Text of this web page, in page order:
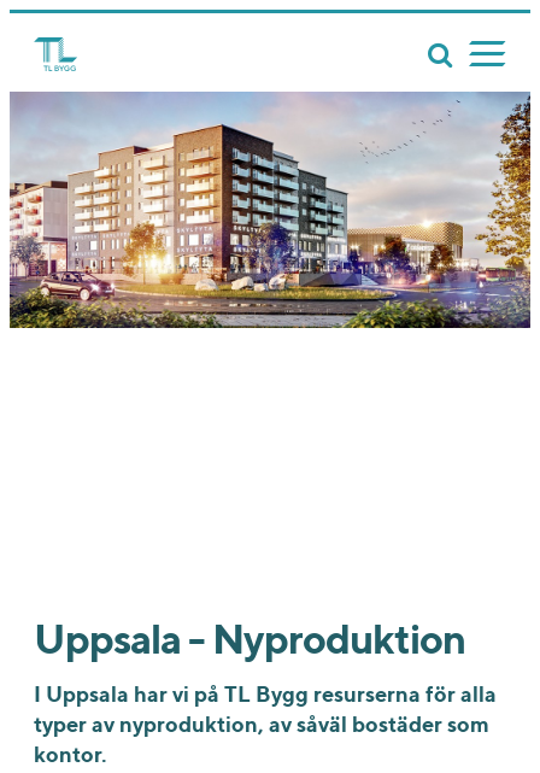
Uppsala - Nyproduktion
I Uppsala har vi på TL Bygg resurserna för alla
typer av nyproduktion, av såväl bostäder som
kontor.